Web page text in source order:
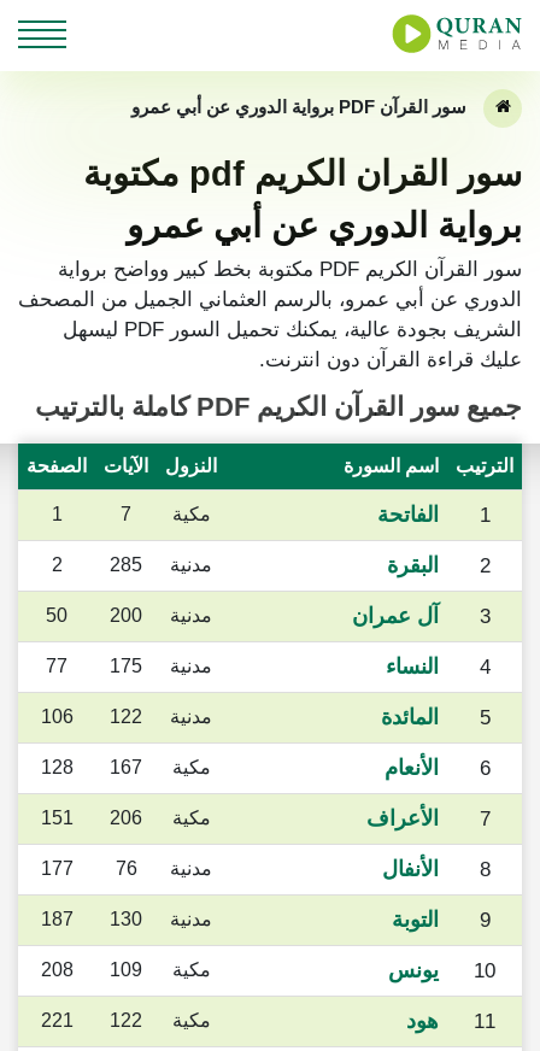
سور القرآن PDF برواية الدوري عن أبي عمرو
سور القران الكريم pdf مكتوبة
برواية الدوري عن أبي عمرو
سور القرآن الكريم PDF مكتوبة بخط كبير وواضح برواية
الدوري عن أبي عمرو، بالرسم العثماني الجميل من المصحف
الشريف بجودة عالية، يمكنك تحميل السور PDF ليسهل
عليك قراءة القرآن دون انترنت.
جميع سور القرآن الكريم PDF كاملة بالترتيب
الترتيب اسم السورة النزول الآيات الصفحة
1 الفاتحة مكية 7
1
2 البقرة مدنية 285
2
3 آل عمران مدنية 200
50
4 النساء مدنية 175
77
5 المائدة مدنية 122
106
6 الأنعام مكية 167
128
7 الأعراف مكية 206
151
8 الأنفال مدنية 76
177
9 التوبة مدنية 130
187
10 يونس مكية 109
208
11 هود مكية 122
221